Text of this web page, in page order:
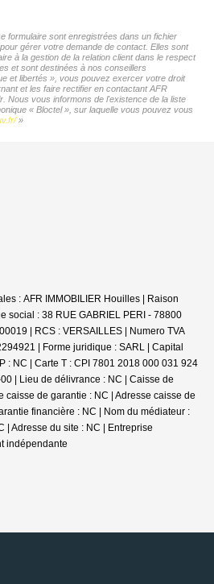
formulaire sont enregistrées dans un fichier
gérer votre demande de contact. Elles sont
à la gestion de la relation client dans le respect
et sont destinées à nos conseillers
et libertés », vous pouvez exercer votre droit
et les faire rectifier en contactant AFR
Nous vous informons de l'existence de la liste
« Bloctel », sur laquelle vous pouvez vous
»
: AFR IMMOBILIER Houilles | Raison
social : 38 RUE GABRIEL PERI - 78800
| RCS : VERSAILLES | Numero TVA
| Forme juridique : SARL | Capital
: NC | Carte T : CPI 7801 2018 000 031 924
| Lieu de délivrance : NC | Caisse de
caisse de garantie : NC | Adresse caisse de
financière : NC | Nom du médiateur :
| Adresse du site : NC | Entreprise
indépendante